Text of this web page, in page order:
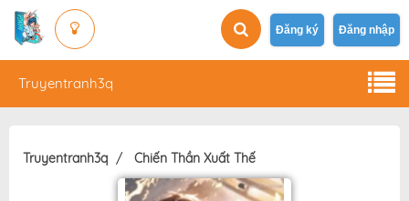
Đăng ký Đăng nhập
Truyentranh3q
Truyentranh3q Chiến Thần Xuất Thế